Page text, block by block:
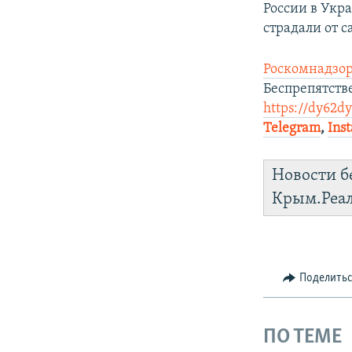
России в
страдали от
https://
Telegram,
Новости
ПО ТЕМЕ